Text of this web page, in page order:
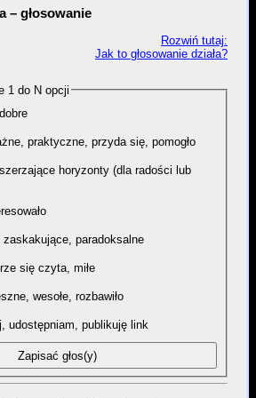
– głosowanie
Rozwiń tutaj:
Jak to głosowanie działa?
1 do N opcji
praktyczne, przyda się, pomogło
horyzonty (dla radości lub
zaskakujące, paradoksalne
się czyta, miłe
wesołe, rozbawiło
udostępniam, publikuję link